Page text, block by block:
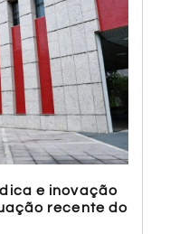
e inovação
recente do